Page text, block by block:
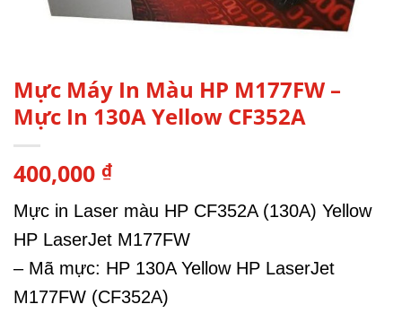
Mực Máy In Màu HP M177FW –
Mực In 130A Yellow CF352A
400,000 ₫
Mực in Laser màu HP CF352A (130A) Yellow
HP LaserJet M177FW
– Mã mực: HP 130A Yellow HP LaserJet
M177FW (CF352A)